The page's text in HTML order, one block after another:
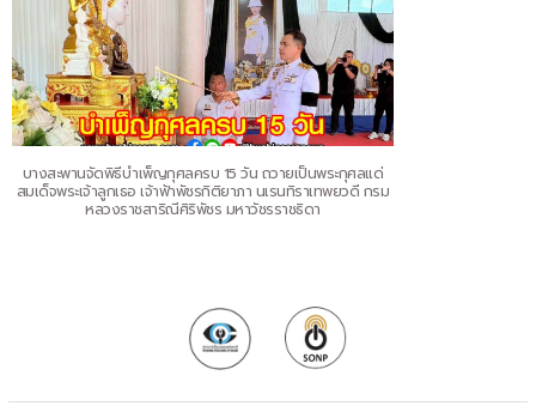
บางสะพานจัดพิธีบำเพ็ญกุศลครบ 15 วัน ถวายเป็นพระกุศลแด่
สมเด็จพระเจ้าลูกเธอ เจ้าฟ้าพัชรกิติยาภา นเรนทิราเทพยวดี กรม
หลวงราชสาริณีศิริพัชร มหาวัชรราชธิดา